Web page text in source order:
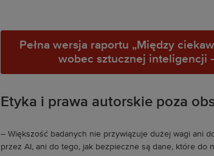
Pełna wersja raportu „Między
wobec sztucznej inteligencji
Etyka i prawa autorskie poza
– Większość badanych nie przywiązuje dużej wagi ani
przez AI, ani do tego, jak bezpieczne są dane, które do